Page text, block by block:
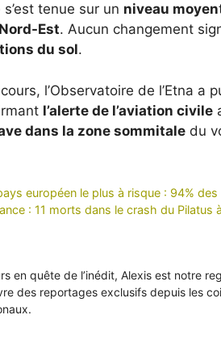
s’est tenue sur un niveau moyen
Est. Aucun changement
du sol.
l’Observatoire de l’Etna a
l’alerte de l’aviation civile
dans la zone sommitale du
européen le plus à risque : 94%
: 11 morts dans le crash du Pilatus
en quête de l’inédit, Alexis est notre
des reportages exclusifs depuis les